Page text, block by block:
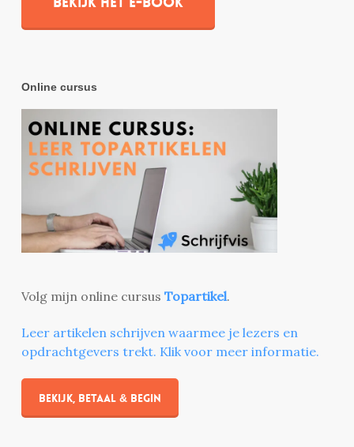
Online cursus
Volg mijn online cursus Topartikel.
Leer artikelen schrijven waarmee je lezers en
opdrachtgevers trekt. Klik voor meer informatie.
Bekijk, betaal & begin